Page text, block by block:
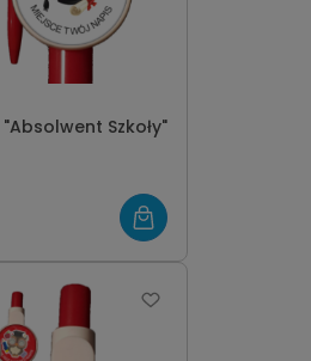
"Absolwent Szkoły"